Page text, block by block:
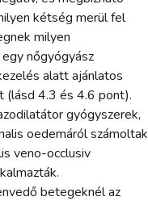
kétség merül fel
milyen
nőgyógyász
alatt ajánlatos
(lásd 4.3 és 4.6 pont).
gyógyszerek,
oedemáról számoltak
veno-occlusiv
betegeknél az